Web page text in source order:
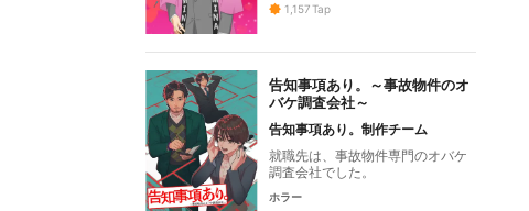
1,157Tap
告知事項あり。～事故物件のオ
バケ調査会社～
告知事項あり。制作チーム
就職先は、事故物件専門のオバケ
調査会社でした。
ホラー